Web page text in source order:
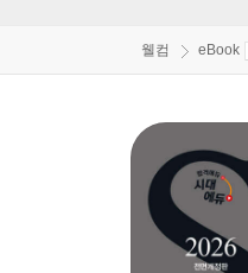
웰컴 eBook